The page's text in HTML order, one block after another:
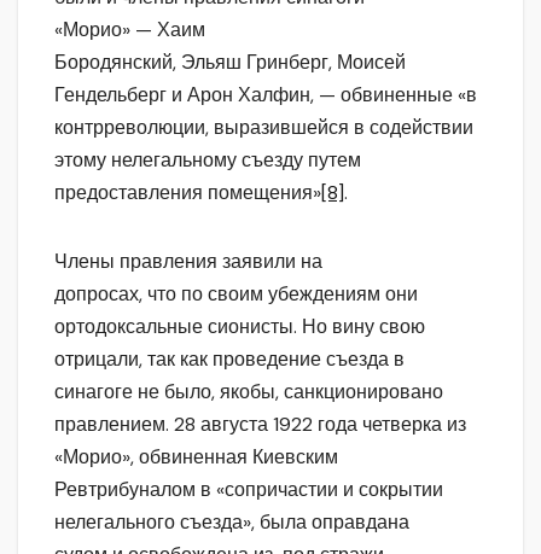
«Морио» — Хаим
Бородянский, Эльяш Гринберг, Моисей
Гендельберг и Арон Халфин, — обвиненные «в
контрреволюции, выразившейся в содействии
этому нелегальному съезду путем
предоставления помещения»[8].
Члены правления заявили на
допросах, что по своим убеждениям они
ортодоксальные сионисты. Но вину свою
отрицали, так как проведение съезда в
синагоге не было, якобы, санкционировано
правлением. 28 августа 1922 года четверка из
«Морио», обвиненная Киевским
Ревтрибуналом в «сопричастии и сокрытии
нелегального съезда», была оправдана